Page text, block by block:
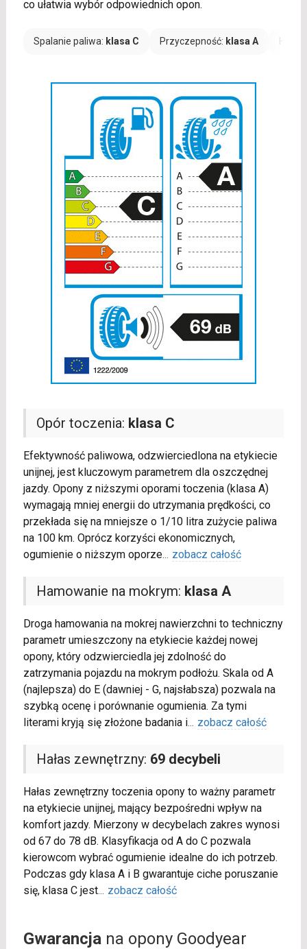
co ułatwia wybór odpowiednich opon.
Spalanie paliwa: klasa C Przyczepność: klasa A
Opór toczenia: klasa C
Efektywność paliwowa, odzwierciedlona na etykiecie
unijnej, jest kluczowym parametrem dla oszczędnej
jazdy. Opony z niższymi oporami toczenia (klasa A)
wymagają mniej energii do utrzymania prędkości, co
przekłada się na mniejsze o 1/10 litra zużycie paliwa
na 100 km. Oprócz korzyści ekonomicznych,
ogumienie o niższym oporze... zobacz całość
Hamowanie na mokrym: klasa A
Droga hamowania na mokrej nawierzchni to techniczny
parametr umieszczony na etykiecie każdej nowej
opony, który odzwierciedla jej zdolność do
zatrzymania pojazdu na mokrym podłożu. Skala od A
(najlepsza) do E (dawniej - G, najsłabsza) pozwala na
szybką ocenę i porównanie ogumienia. Za tymi
literami kryją się złożone badania i... zobacz całość
Hałas zewnętrzny: 69 decybeli
Hałas zewnętrzny toczenia opony to ważny parametr
na etykiecie unijnej, mający bezpośredni wpływ na
komfort jazdy. Mierzony w decybelach zakres wynosi
od 67 do 78 dB. Klasyfikacja od A do C pozwala
kierowcom wybrać ogumienie idealne do ich potrzeb.
Podczas gdy klasa A i B gwarantuje ciche poruszanie
się, klasa C jest... zobacz całość
Gwarancjana opony Goodyear